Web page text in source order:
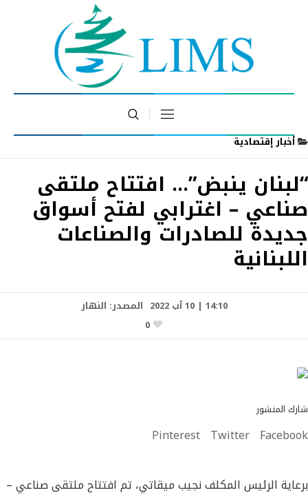
أخبار إقتصادية
“لبنان ينبض”… افتتاح ملتقى
صناعي – اغترابي لفتح أسواق
جديدة للصادرات والصناعات
اللبنانية
14:10 | 10 آب 2022 المصدر: النهار
0
شارك المنشور
Facebook
Twitter
Pinterest
برعاية الرئيس المكلف نجيب ميقاتي، تم افتتاح ملتقى صناعي –